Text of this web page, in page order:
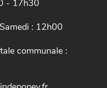
- 17h30
: 12h00
communale :